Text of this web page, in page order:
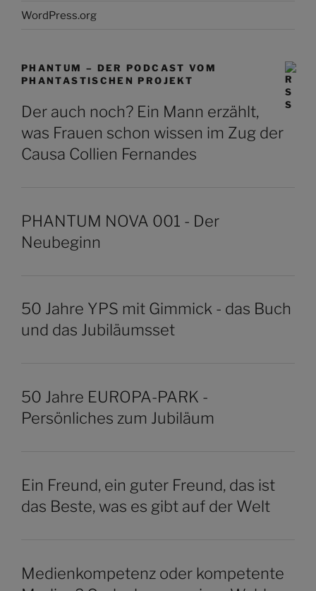
WordPress.org
PHANTUM – DER PODCAST VOM
PHANTASTISCHEN PROJEKT
Der auch noch? Ein Mann erzählt,
was Frauen schon wissen im Zug der
Causa Collien Fernandes
PHANTUM NOVA 001 - Der
Neubeginn
50 Jahre YPS mit Gimmick - das Buch
und das Jubiläumsset
50 Jahre EUROPA-PARK -
Persönliches zum Jubiläum
Ein Freund, ein guter Freund, das ist
das Beste, was es gibt auf der Welt
Medienkompetenz oder kompetente